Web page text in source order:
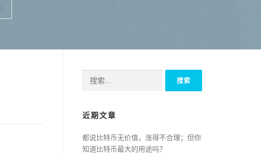
索：
近期文章
都说比特币无价值，涨得不合理；但你
知道比特币最大的用途吗？